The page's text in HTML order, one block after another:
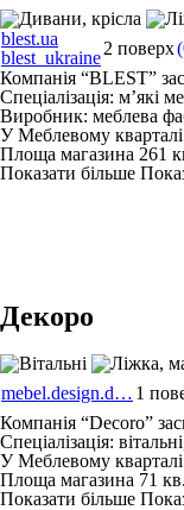
blest.ua
blest_ukraine2 поверх
Компанія “BLEST”
Спеціалізація: м’які
Виробник: меблева
У Меблевому кварталі
Площа магазина 261
Показати більше
Декоро
mebel.design.d… 1
Компанія “Decoro”
Спеціалізація:
У Меблевому кварталі
Площа магазина 71
Показати більше